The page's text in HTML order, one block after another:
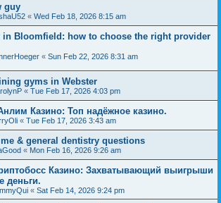
guy
« Wed Feb 18, 2026 8:15 am
in Bloomfield: how to choose the right provider
« Sun Feb 22, 2026 8:31 am
gyms in Webster
« Tue Feb 17, 2026 4:03 pm
Казино: Топ надёжное казино.
« Tue Feb 17, 2026 3:43 am
& general dentistry questions
« Mon Feb 16, 2026 9:26 am
Казино: Захватывающий выигрыши
деньги.
« Sat Feb 14, 2026 9:24 pm